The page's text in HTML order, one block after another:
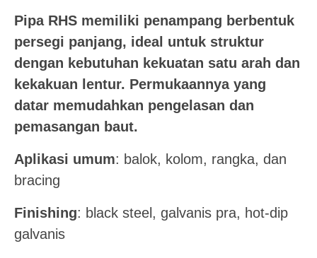
Pipa RHS memiliki penampang berbentuk
persegi panjang, ideal untuk struktur
dengan kebutuhan kekuatan satu arah dan
kekakuan lentur. Permukaannya yang
datar memudahkan pengelasan dan
pemasangan baut.
Aplikasi umum: balok, kolom, rangka, dan
bracing
Finishing: black steel, galvanis pra, hot-dip
galvanis